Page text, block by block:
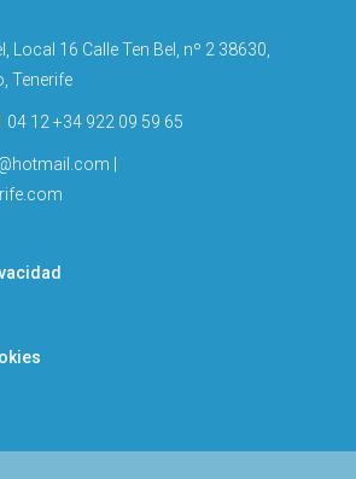
Local 16 Calle Ten Bel, nº 2 38630,
Tenerife
04 12 +34 922 09 59 65
|